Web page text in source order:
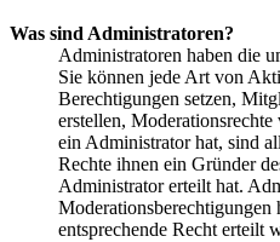
Was sind Administratoren?
Administratoren haben die
Sie können jede Art von
Berechtigungen setzen,
erstellen,
ein Administrator hat, sind
Rechte ihnen ein Gründer
Administrator erteilt hat.
Moderationsberechtigungen
entsprechende Recht erteilt